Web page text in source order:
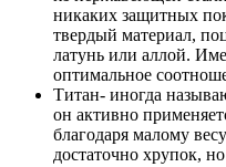
никаких защитных
твердый материал,
латунь или аллой.
оптимальное
Титан- иногда
он активно
благодаря малому
достаточно хрупок,